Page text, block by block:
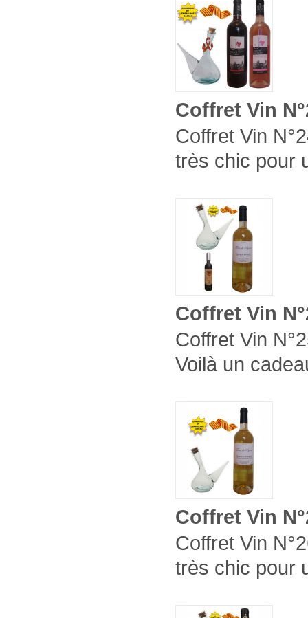
Coffret Vin
Coffret Vin
très chic pour
Coffret Vin
Coffret Vin
Voilà un
Coffret Vin
Coffret Vin
très chic pour